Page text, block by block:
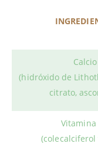
Calcio
(hidróxido de
citrato,
Vitamina
(colecalciferol